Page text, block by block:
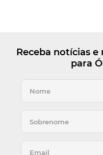
Receba notícias e
para